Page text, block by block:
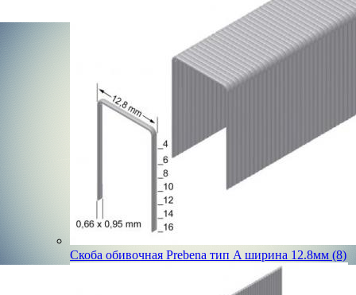
Скоба обивочная Prebena тип A ширина 12.8мм (8)